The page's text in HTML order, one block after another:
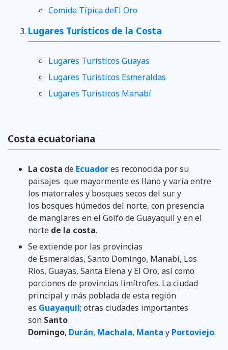
Comida Típica deEl Oro
Lugares Turísticos de la Costa
Lugares Turísticos Guayas
Lugares Turísticos Esmeraldas
Lugares Turísticos Manabí
Costa ecuatoriana
La costa de Ecuadores reconocida por su
paisajes que mayormente es llano y varía entre
los matorrales y bosques secos del sur y
los bosques húmedos del norte, con presencia
de manglares en el Golfo de Guayaquil y en el
norte de la costa.
Se extiende por las provincias
de Esmeraldas, Santo Domingo, Manabí, Los
Ríos, Guayas, Santa Elena y El Oro, así como
porciones de provincias limítrofes. La ciudad
principal y más poblada de esta región
es Guayaquil; otras ciudades importantes
son Santo
Domingo, Durán, Machala, Manta y Portoviejo.